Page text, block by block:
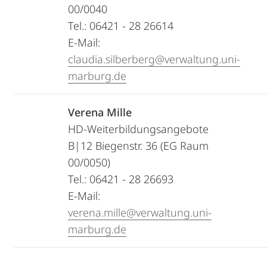
00/0040
Tel.: 06421 - 28 26614
E-Mail:
claudia.silberberg@verwaltung.uni-
marburg.de
Verena Mille
HD-Weiterbildungsangebote
B|12 Biegenstr. 36 (EG Raum
00/0050)
Tel.: 06421 - 28 26693
E-Mail:
verena.mille@verwaltung.uni-
marburg.de